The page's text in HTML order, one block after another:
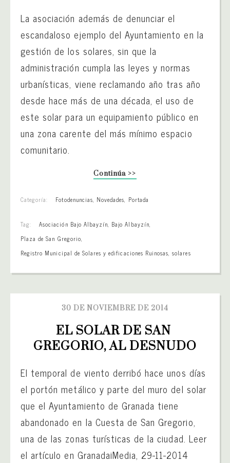
La asociación además de denunciar el
escandaloso ejemplo del Ayuntamiento en la
gestión de los solares, sin que la
administración cumpla las leyes y normas
urbanísticas, viene reclamando año tras año
desde hace más de una década, el uso de
este solar para un equipamiento público en
una zona carente del más mínimo espacio
comunitario.
Continúa >>
Categoría: Fotodenuncias, Novedades, Portada
Tag: Asociación Bajo Albayzín, Bajo Albayzín,
Plaza de San Gregorio,
Registro Municipal de Solares y edificaciones Ruinosas,solares
30 DE NOVIEMBRE DE 2014
EL SOLAR DE SAN
GREGORIO, AL DESNUDO
El temporal de viento derribó hace unos días
el portón metálico y parte del muro del solar
que el Ayuntamiento de Granada tiene
abandonado en la Cuesta de San Gregorio,
una de las zonas turísticas de la ciudad. Leer
el artículo en GranadaiMedia, 29-11-2014